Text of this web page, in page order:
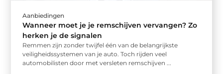
Aanbiedingen
Wanneer moet je je remschijven vervangen? Zo
herken je de signalen
Remmen zijn zonder twijfel één van de belangrijkste
veiligheidssystemen van je auto. Toch rijden veel
automobilisten door met versleten remschijven ...